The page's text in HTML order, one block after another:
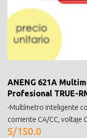
ANENG 621A
Profesional TRUE-
-Multímetro inteligente
corriente CA/CC, voltaje
S/150.0